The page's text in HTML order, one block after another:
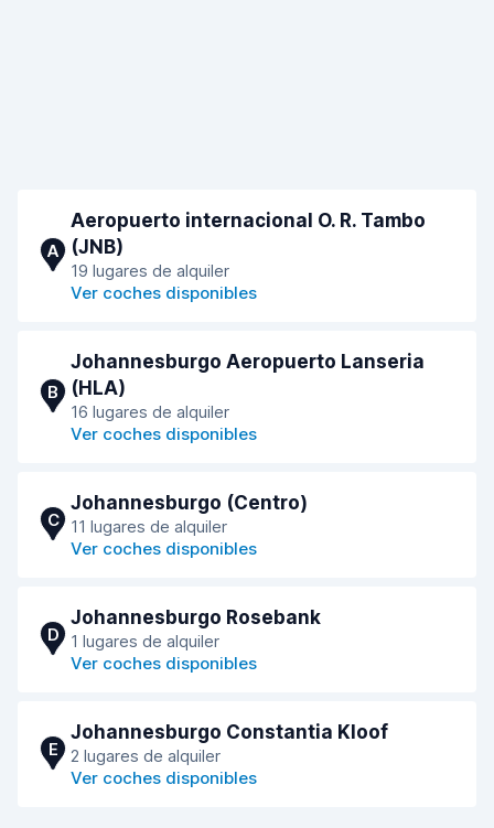
A
Aeropuerto internacional O. R. Tambo
(JNB)
19 lugares de alquiler
Ver coches disponibles
B
Johannesburgo Aeropuerto Lanseria
(HLA)
16 lugares de alquiler
Ver coches disponibles
C
Johannesburgo (Centro)
11 lugares de alquiler
Ver coches disponibles
D
Johannesburgo Rosebank
1 lugares de alquiler
Ver coches disponibles
E
Johannesburgo Constantia Kloof
2 lugares de alquiler
Ver coches disponibles